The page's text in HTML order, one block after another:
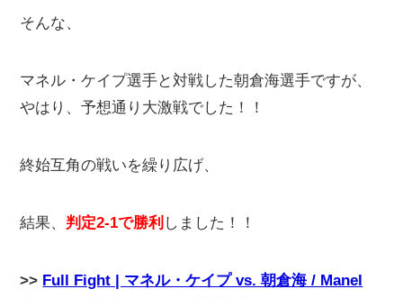
そんな、
マネル・ケイプ選手と対戦した朝倉海選手ですが、
やはり、予想通り大激戦でした！！
終始互角の戦いを繰り広げ、
結果、 判定2-1で勝利 しました！！
>> Full Fight | マネル・ケイプ vs. 朝倉海 / Manel